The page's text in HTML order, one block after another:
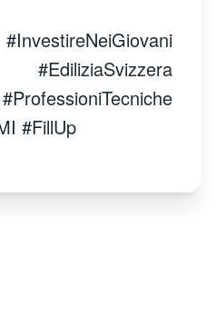
#FillUp